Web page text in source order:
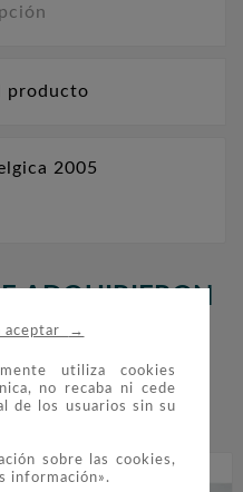
aceptar →
utiliza cookies
no recaba ni cede
de los usuarios sin su
sobre las cookies,
información».
producto
2005
ADQUIRIERON
TAMBIÉN
